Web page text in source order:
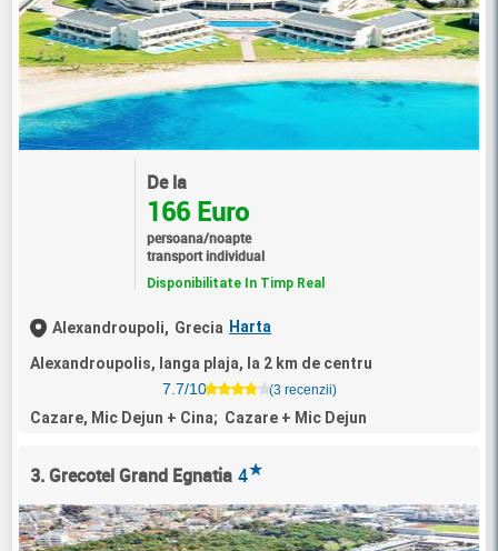
De la
166 Euro
persoana/noapte
transport individual
Disponibilitate In Timp Real
Alexandroupoli, Grecia Harta
Alexandroupolis, langa plaja, la 2 km de centru
7.7/10
(3 recenzii)
Cazare, Mic Dejun + Cina; Cazare + Mic Dejun
3. Grecotel Grand Egnatia 4★